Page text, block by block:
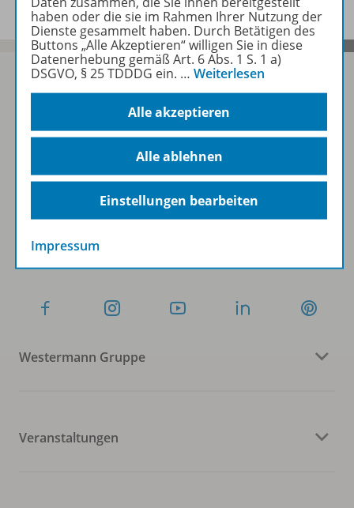
Folgen Sie uns auf Social Media
Westermann Gruppe
Veranstaltungen
haben oder die sie im Rahmen Ihrer Nutzung der
Dienste gesammelt haben. Durch Betätigen des
Buttons „Alle Akzeptieren“ willigen Sie in diese
Datenerhebung gemäß Art. 6 Abs. 1 S. 1 a)
DSGVO, § 25 TDDDG ein. … Weiterlesen
Alle akzeptieren
Alle ablehnen
Einstellungen bearbeiten
Impressum